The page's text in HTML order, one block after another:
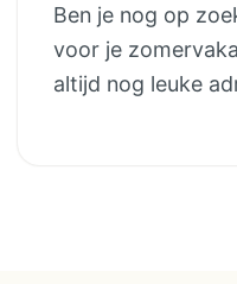
Ben je nog op
voor je
altijd nog leuke